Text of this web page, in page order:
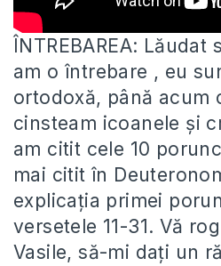
ÎNTREBAREA: Lăudat
am o întrebare , eu
ortodoxă, până acum
cinsteam icoanele și
am citit cele 10
mai citit în
explicația primei
versetele 11-31. Vă
Vasile, să-mi dați un